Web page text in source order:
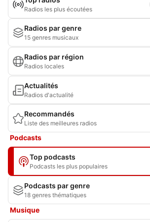
Radios les plus écoutées
Radios par genre
15 genres musicaux
Radios par région
Radios locales
Actualités
Radios d'actualité
Recommandés
Liste des meilleures radios
Podcasts
Top podcasts
Podcasts les plus populaires
Podcasts par genre
18 genres thématiques
Musique